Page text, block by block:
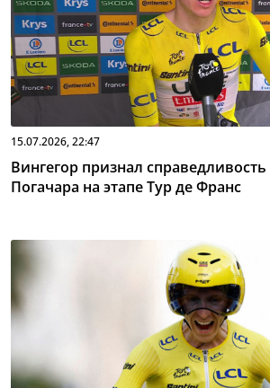
15.07.2026, 22:47
Вингегор признал
Погачара на этапе Тур де Франс